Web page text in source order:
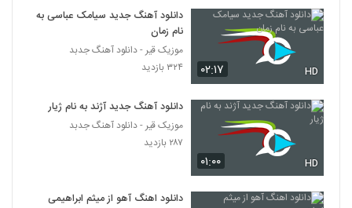
560
561
دانلود آهنگ جدید و زیبای شایان اشراقی با نام
مغرور
۱,۵۹۵ بازدید
موزیک زیبای مقصر از اشوان
563
دانلود آهنگ تو کی بودی آخه از علی عباسی
۲,۷۶۲ بازدید
۰۲:۱۷ HD
دانلود آهنگ جدید سیامک عباسی به
نام زمان
موزیک قیر - دانلود آهنگ جدبد
۳۲۴ بازدید
۰۱:۰۰ HD
دانلود آهنگ جدید آژند به نام ژیار
موزیک قیر - دانلود آهنگ جدبد
۲۸۷ بازدید
دانلود اهنگ آهو از میثم ابراهیمی